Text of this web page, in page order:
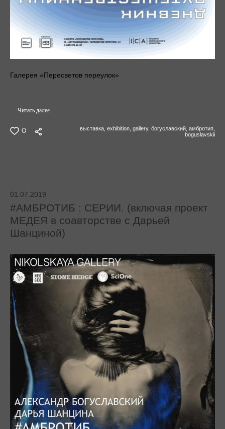
Галерея «Пересветов переулок»
Читать далее
0 выставка, exhibition, gallery, богуславский, амбротип,
boguslavskii
01.07.2019
#АМБРОТИБ : СЕРИИ. (включая проект
МЕДЕЯ в соавторстве с Дарьей
Шанциной)